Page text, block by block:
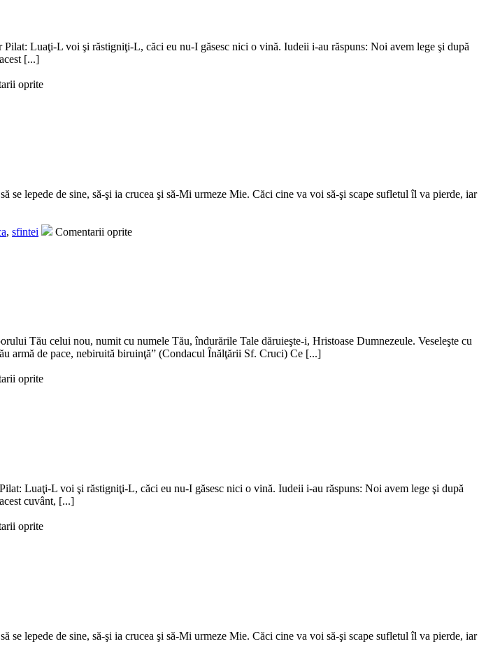
Luaţi-L voi şi răstigniţi-L, căci eu nu-I găsesc nici o vină. Iudeii i-au răspuns: Noi avem lege şi după
[...]
oprite
lepede de sine, să-şi ia crucea şi să-Mi urmeze Mie. Căci cine va voi să-şi scape sufletul îl va pierde, iar
, sfintei
Comentarii oprite
Tău celui nou, numit cu numele Tău, îndurările Tale dăruieşte-i, Hristoase Dumnezeule. Veseleşte cu
armă de pace, nebiruită biruinţă” (Condacul Înălţării Sf. Cruci) Ce [...]
oprite
Luaţi-L voi şi răstigniţi-L, căci eu nu-I găsesc nici o vină. Iudeii i-au răspuns: Noi avem lege şi după
cuvânt, [...]
oprite
lepede de sine, să-şi ia crucea şi să-Mi urmeze Mie. Căci cine va voi să-şi scape sufletul îl va pierde, iar